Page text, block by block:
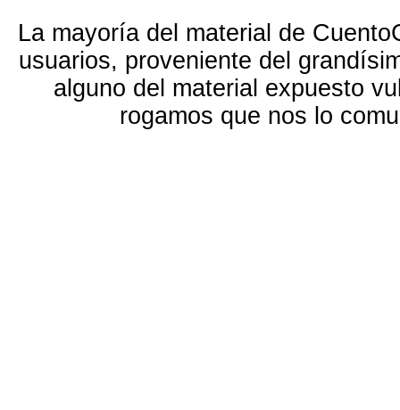
La mayoría del material de
usuarios, proveniente del
alguno del material expuesto
rogamos que nos lo